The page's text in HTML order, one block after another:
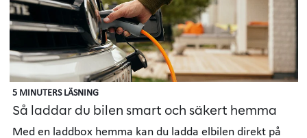
5 MINUTERS LÄSNING
Så laddar du bilen smart och säkert hemma
Med en laddbox hemma kan du ladda elbilen direkt på